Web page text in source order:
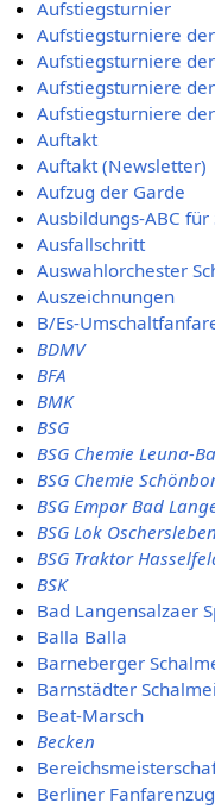
Aufstiegsturnier
Aufstiegsturniere
Aufstiegsturniere
Aufstiegsturniere
Aufstiegsturniere
Auftakt
Auftakt (Newsletter)
Aufzug der Garde
Ausbildungs-ABC
Ausfallschritt
Auswahlorchester
Auszeichnungen
B/Es-
BDMV
BFA
BMK
BSG
BSG Chemie Leuna-
BSG Chemie
BSG Empor Bad
BSG Lok Oschersleben
BSG Traktor
BSK
Bad Langensalzaer
Balla Balla
Barneberger
Barnstädter
Beat-Marsch
Becken
Berliner Fanfarenzug